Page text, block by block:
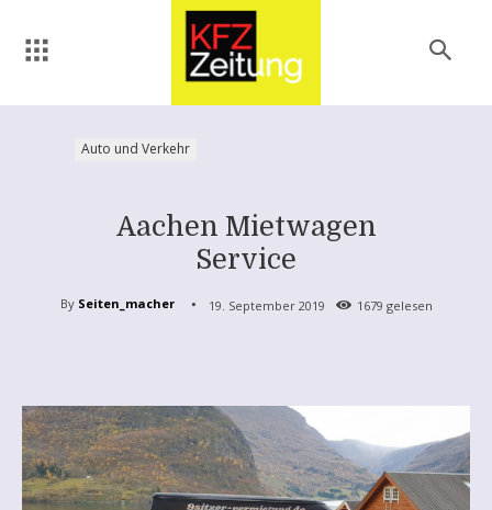
Auto und Verkehr
Aachen Mietwagen
Service
By Seiten_macher 19. September 2019 1679 gelesen